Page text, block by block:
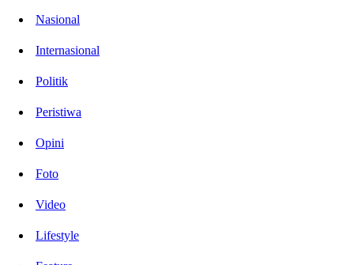
Nasional
Internasional
Politik
Peristiwa
Opini
Foto
Video
Lifestyle